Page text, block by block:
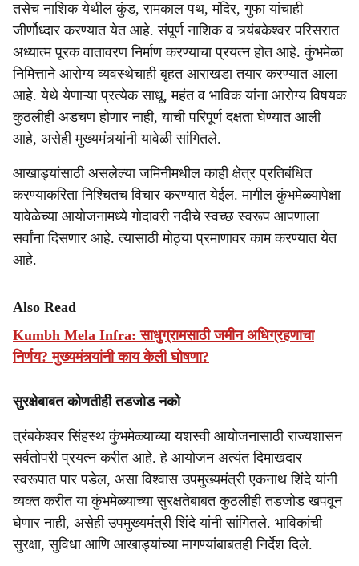
तसेच नाशिक येथील कुंड, रामकाल पथ, मंदिर, गुफा यांचाही
जीर्णोध्दार करण्यात येत आहे. संपूर्ण नाशिक व त्र्यंबकेश्वर परिसरात
अध्यात्म पूरक वातावरण निर्माण करण्याचा प्रयत्न होत आहे. कुंभमेळा
निमित्ताने आरोग्य व्यवस्थेचाही बृहत आराखडा तयार करण्यात आला
आहे. येथे येणाऱ्या प्रत्येक साधू, महंत व भाविक यांना आरोग्य विषयक
कुठलीही अडचण होणार नाही, याची परिपूर्ण दक्षता घेण्यात आली
आहे, असेही मुख्यमंत्र्यांनी यावेळी सांगितले.
आखाड्यांसाठी असलेल्या जमिनीमधील काही क्षेत्र प्रतिबंधित
करण्याकरिता निश्चितच विचार करण्यात येईल. मागील कुंभमेळ्यापेक्षा
यावेळेच्या आयोजनामध्ये गोदावरी नदीचे स्वच्छ स्वरूप आपणाला
सर्वांना दिसणार आहे. त्यासाठी मोठ्या प्रमाणावर काम करण्यात येत
आहे.
Also Read
Kumbh Mela Infra: साधुग्रामसाठी जमीन अधिग्रहणाचा
निर्णय? मुख्यमंत्र्यांनी काय केली घोषणा?
सुरक्षेबाबत कोणतीही तडजोड नको
त्रंबकेश्वर सिंहस्थ कुंभमेळ्याच्या यशस्वी आयोजनासाठी राज्यशासन
सर्वतोपरी प्रयत्न करीत आहे. हे आयोजन अत्यंत दिमाखदार
स्वरूपात पार पडेल, असा विश्वास उपमुख्यमंत्री एकनाथ शिंदे यांनी
व्यक्त करीत या कुंभमेळ्याच्या सुरक्षतेबाबत कुठलीही तडजोड खपवून
घेणार नाही, असेही उपमुख्यमंत्री शिंदे यांनी सांगितले. भाविकांची
सुरक्षा, सुविधा आणि आखाड्यांच्या मागण्यांबाबतही निर्देश दिले.